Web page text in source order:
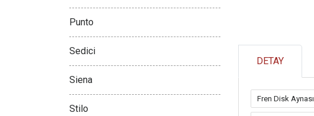
DETAY
Fren Disk Aynası
Punto
Sedici
Siena
Stilo